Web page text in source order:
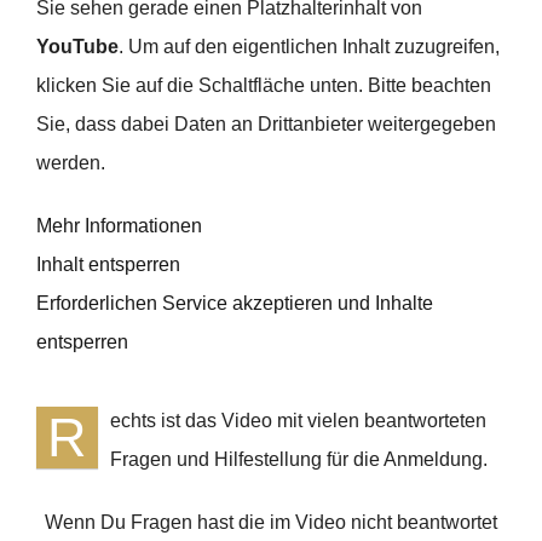
Sie sehen gerade einen Platzhalterinhalt von
YouTube. Um auf den eigentlichen Inhalt zuzugreifen,
klicken Sie auf die Schaltfläche unten. Bitte beachten
Sie, dass dabei Daten an Drittanbieter weitergegeben
werden.
Mehr Informationen
Inhalt entsperren
Erforderlichen Service akzeptieren und Inhalte
entsperren
R
echts ist das Video mit vielen beantworteten
Fragen und Hilfestellung für die Anmeldung.
Wenn Du Fragen hast die im Video nicht beantwortet